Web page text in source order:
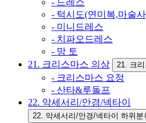
- 드레스
- 턱시도(연미복,마술
- 미니드레스
- 치파오드레스
- 망 토
21. 크리스마스 의상
21. 크
- 크리스마스 요정
- 산타&루돌프
22. 악세서리/안경/넥타이
22. 악세서리/안경/넥타이 하위분